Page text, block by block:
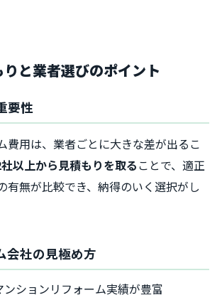
と業者選びのポイント
要性
費用は、業者ごとに大きな差が出るこ
以上から見積もりを取ることで、適正
有無が比較でき、納得のいく選択がし
会社の見極め方
ンションリフォーム実績が豊富